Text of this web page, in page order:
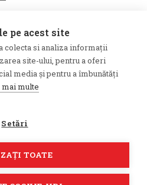
Podcast
Reportaj video
Interviu video
pe acest site
colecta si analiza informații
site-ului, pentru a oferi
media și pentru a îmbunătăți
multe
Setări
TOATE